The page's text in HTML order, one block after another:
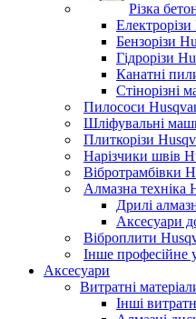
Різка
Бензорізи
Гідрорізи
Канатні
Стінорізні
Пилососи
Шліфувальні
Плиткорізи
Нарізчики швів
Вібротрамбівки
Алмазна техніка
Дрилі
Аксесуари
Віброплити
Інше професійне
Аксесуари
Витратні
Інші